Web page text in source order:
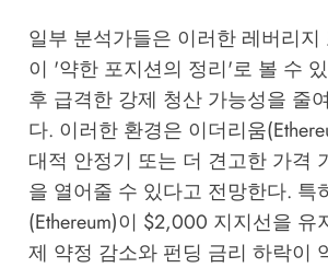
일부 분석가들은 이러한 레버리
이 '약한 포지션의 정리'로 볼 수
후 급격한 강제 청산 가능성을 줄
다. 이러한 환경은 이더리움
대적 안정기 또는 더 견고한 가격
을 열어줄 수 있다고 전망한다. 특
(Ethereum)이 $2,000 지지선을 유
제 약정 감소와 펀딩 금리 하락이